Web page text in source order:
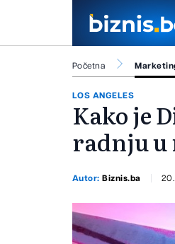
Početna
LOS ANGELES
Kako je
radnju
Autor:Biznis.ba